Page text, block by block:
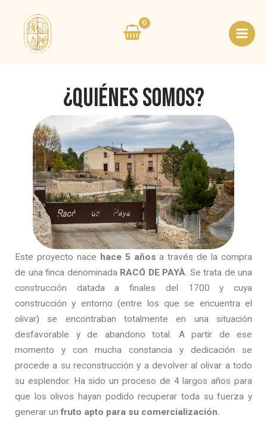
contenido
¿QUIÉNES SOMOS?
Este proyecto nace hace 5 años a través de la compra
de una finca denominada RACÓ DE PAYÀ. Se trata de una
construcción datada a finales del 1700 y cuya
construcción y entorno (entre los que se encuentra el
olivar) se encontraban totalmente en una situación
desfavorable y de abandono total. A partir de ese
momento y con mucha constancia y dedicación se
procede a su reconstrucción y a devolver al olivar a todo
su esplendor. Ha sido un proceso de 4 largos años para
que los olivos hayan podido recuperar toda su fuerza y
generar unfruto apto para su comercialización.